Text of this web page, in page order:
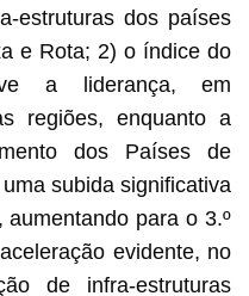
estruturas dos países
e Rota; 2) o índice do
a liderança, em
regiões, enquanto a
dos Países de
subida significativa
para o 3.º
evidente, no
de infra-estruturas